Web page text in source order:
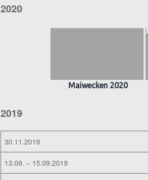
2020
Maiwecken 2020
2019
30.11.2019
13.09. – 15.09.2019